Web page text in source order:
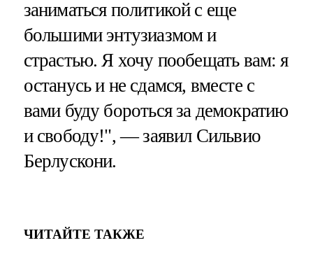
заниматься политикой с еще
большими энтузиазмом и
страстью. Я хочу пообещать вам: я
останусь и не сдамся, вместе с
вами буду бороться за демократию
и свободу!", — заявил Сильвио
Берлускони.
ЧИТАЙТЕ ТАКЖЕ